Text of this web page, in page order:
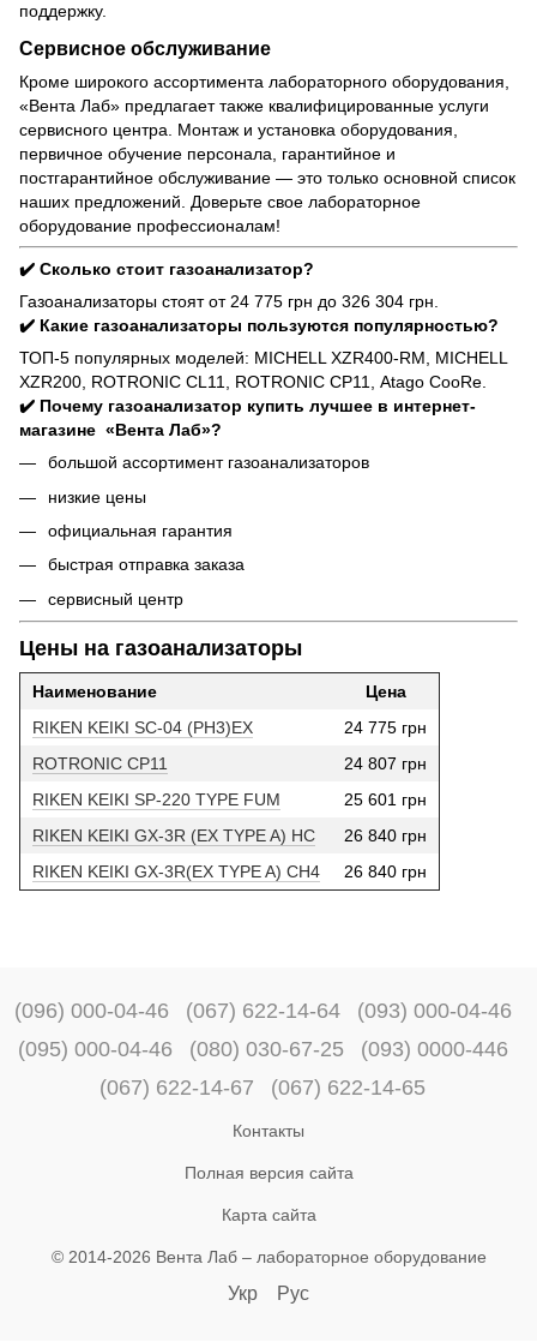
поддержку.
Сервисное обслуживание
Кроме широкого ассортимента лабораторного оборудования,
«Вента Лаб» предлагает также квалифицированные услуги
сервисного центра. Монтаж и установка оборудования,
первичное обучение персонала, гарантийное и
постгарантийное обслуживание — это только основной список
наших предложений. Доверьте свое лабораторное
оборудование профессионалам!
✔️ Сколько стоит газоанализатор?
Газоанализаторы стоят от 24 775 грн до 326 304 грн.
✔️ Какие газоанализаторы пользуются популярностью?
ТОП-5 популярных моделей: MICHELL XZR400-RM, MICHELL
XZR200, ROTRONIC CL11, ROTRONIC CP11, Atago CooRe.
✔️ Почему газоанализатор купить лучшее в интернет-
магазине «Вента Лаб»?
большой ассортимент газоанализаторов
низкие цены
официальная гарантия
быстрая отправка заказа
сервисный центр
Цены на газоанализаторы
Наименование
Цена
RIKEN KEIKI SC-04 (PH3)EX
24 775 грн
ROTRONIC CP11
24 807 грн
RIKEN KEIKI SP-220 TYPE FUM
25 601 грн
RIKEN KEIKI GX-3R (EX TYPE A) HC
26 840 грн
RIKEN KEIKI GX-3R(EX TYPE A) CH4
26 840 грн
(096) 000-04-46 (067) 622-14-64
(093) 000-04-46
(095) 000-04-46
(080) 030-67-25
(093) 0000-446
(067) 622-14-67
(067) 622-14-65
Контакты
Полная версия сайта
Карта сайта
© 2014-2026 Вента Лаб – лабораторное оборудование
Укр Рус